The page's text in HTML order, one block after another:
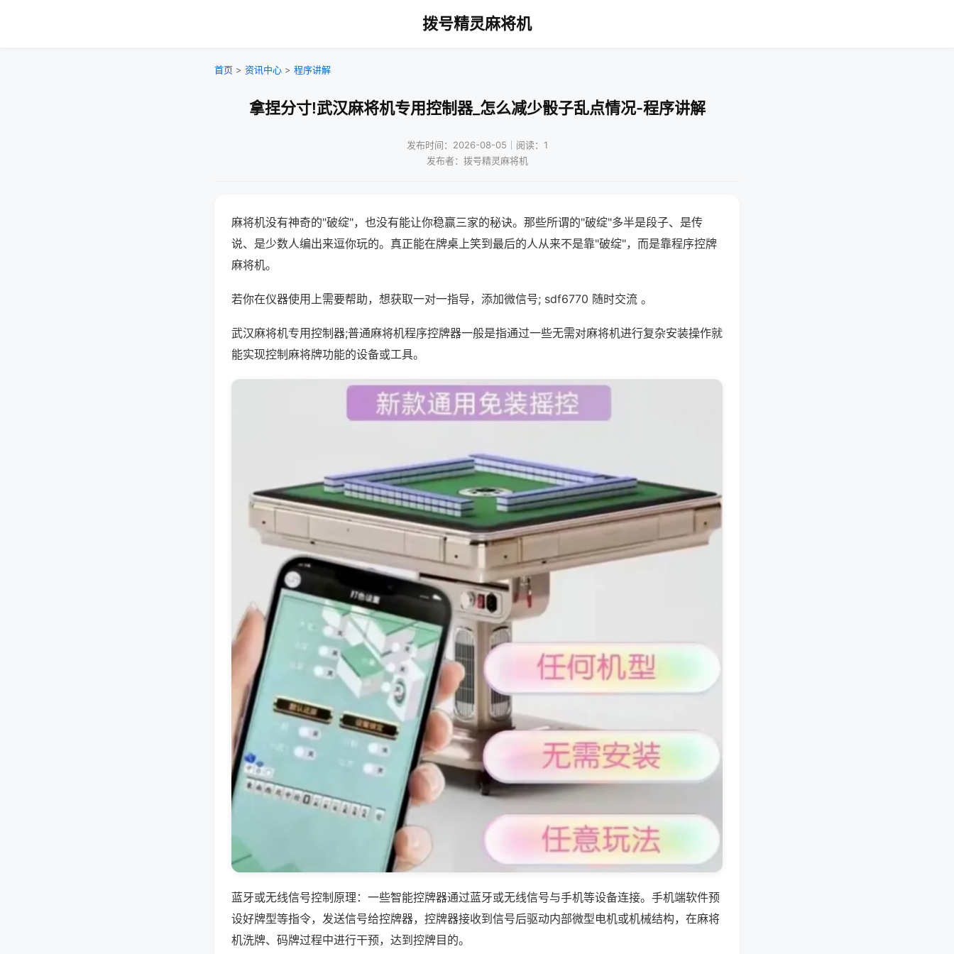
拨号精灵麻将机
首页 > 资讯中心 > 程序讲解
拿捏分寸!武汉麻将机专用控制器_怎么减少骰子乱点情况-程序讲解
发布时间：2026-08-05｜阅读：1
发布者：拨号精灵麻将机
麻将机没有神奇的"破绽"，也没有能让你稳赢三家的秘诀。那些所谓的"破绽"多半是段子、是传
说、是少数人编出来逗你玩的。真正能在牌桌上笑到最后的人从来不是靠"破绽"，而是靠程序控牌
麻将机。
若你在仪器使用上需要帮助，想获取一对一指导，添加微信号; sdf6770 随时交流 。
武汉麻将机专用控制器;普通麻将机程序控牌器一般是指通过一些无需对麻将机进行复杂安装操作就
能实现控制麻将牌功能的设备或工具。
蓝牙或无线信号控制原理：一些智能控牌器通过蓝牙或无线信号与手机等设备连接。手机端软件预
设好牌型等指令，发送信号给控牌器，控牌器接收到信号后驱动内部微型电机或机械结构，在麻将
机洗牌、码牌过程中进行干预，达到控牌目的。